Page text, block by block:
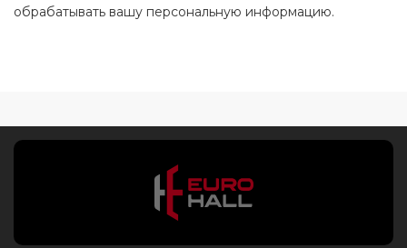
обрабатывать вашу персональную информацию.